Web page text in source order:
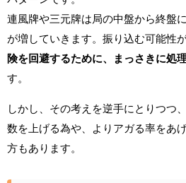
連風牌や三元牌は局の中盤から終盤
が増していきます。振り込む可能性
険を回避するために、まっさきに処
す。
しかし、その考えを逆手にとりつつ
数を上げる為や、よりアガる率をあ
方もあります。